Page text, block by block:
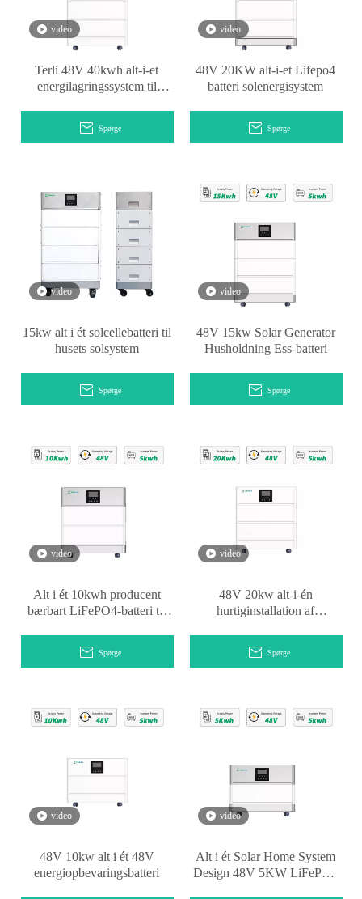
video
Terli 48V 40kwh alt-i-et
energilagringssystem til
Spørge
video
48V 20KW alt-i-et Lifepo4
batteri solenergisystem
Spørge
video
15kw alt i ét solcellebatteri til
husets solsystem
Spørge
video
48V 15kw Solar Generator
Husholdning Ess-batteri
Spørge
video
Alt i ét 10kwh producent
bærbart LiFePO4-batteri til
Spørge
video
48V 20kw alt-i-én
hurtiginstallation af
Spørge
video
48V 10kw alt i ét 48V
energiopbevaringsbatteri
video
Alt i ét Solar Home System
Design 48V 5KW LiFePO4